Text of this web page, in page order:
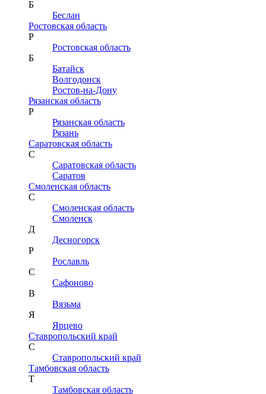
Б
Беслан
Ростовская область
Р
Ростовская область
Б
Батайск
Волгодонск
Ростов-на-Дону
Рязанская область
Р
Рязанская область
Рязань
Саратовская область
С
Саратовская область
Саратов
Смоленская область
С
Смоленская область
Смоленск
Д
Десногорск
Р
Рославль
С
Сафоново
В
Вязьма
Я
Ярцево
Ставропольский край
С
Ставропольский край
Тамбовская область
Т
Тамбовская область